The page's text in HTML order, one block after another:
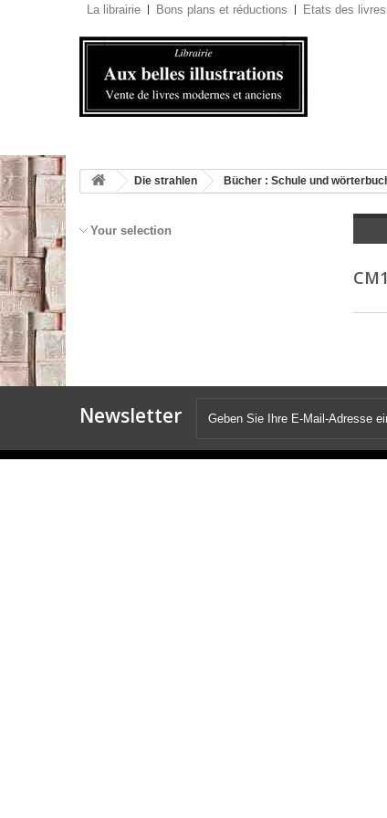
La librairie Bons plans et réductions Etats des livres
Die strahlen Bücher : Schule und
Your selection
CM1
Newsletter